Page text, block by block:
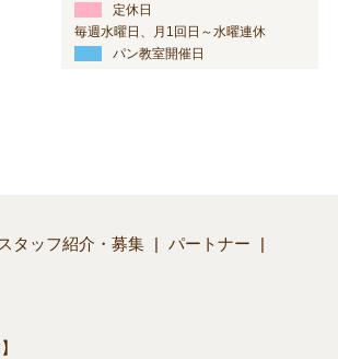
定休日
毎週水曜日、月1回日～水曜連休
パン教室開催日
スタッフ紹介・募集
パートナー